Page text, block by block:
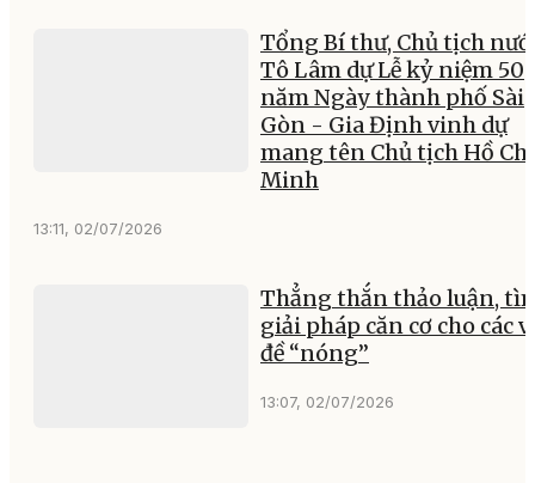
Tổng Bí thư, Chủ tịch
Tô Lâm dự Lễ kỷ niệm 50
năm Ngày thành phố Sài
Gòn - Gia Định vinh dự
mang tên Chủ tịch Hồ Chí
Minh
13:11, 02/07/2026
Thẳng thắn thảo luận,
giải pháp căn cơ cho các
đề “nóng”
13:07, 02/07/2026